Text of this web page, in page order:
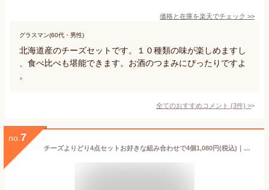
価格と在庫を楽天でチェック >>
グラスマン(60代・男性)
北海道産のチーズセットです。１０種類の味が楽しめますし
、食べ比べも堪能できます。お酒のつまみにぴったりですよ
。
全てのおすすめコメント (3件) >
no. 7
チーズよりどり4点セットお好きな組み合わせで4個1,080円(税込)｜チーズ セット｜詰め合わせ※おひとり様1セットまでとさせて頂きます。